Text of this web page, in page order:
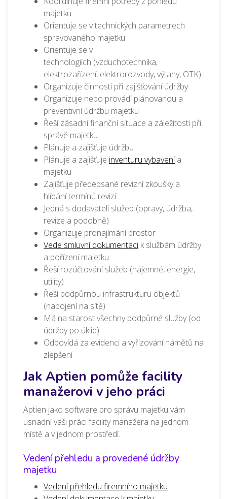
majetku
Orientuje se v technických parametrech
spravovaného majetku
Orientuje se v
technologiích (vzduchotechnika,
elektrozařízení, elektrorozvody, výtahy, OTK)
Organizuje činnosti při zajišťování údržby
Organizuje nebo provádí plánovanou a
preventivní údržbu majetku
Řeší zásadní finanční situace a záležitosti při
správě majetku
Plánuje a zajišťuje údržbu
Plánuje a zajišťuje inventuru vybavenía
majetku
Zajišťuje předepsané revizní zkoušky a
hlídání termínů revizí
Jedná s dodavateli služeb (opravy, údržba,
revize a podobně)
Organizuje pronajímání prostor
Vede smluvní dokumentaci k službám údržby
a pořízení majetku
Řeší rozúčtování služeb (nájemné, energie,
utility)
Řeší podpůrnou infrastrukturu objektů
(napojení na sítě)
Má na starost všechny podpůrné služby (od
údržby po úklid)
Odpovídá za evidenci a vyřizování námětů na
zlepšení
Jak Aptien pomůže facility
manažerovi v jeho práci
Aptien jako software pro správu majetku vám
usnadní vaši práci facility manažera na jednom
místě a v jednom prostředí.
Vedení přehledu a provedené údržby
majetku
Vedení přehledu firemního majetku